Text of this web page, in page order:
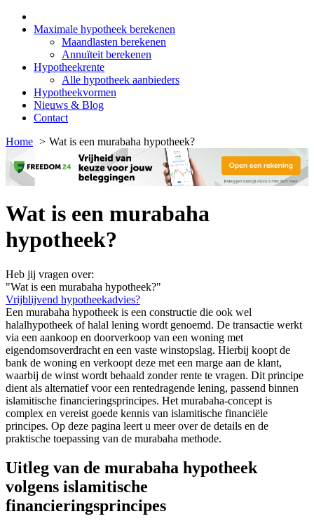
Maximale hypotheek berekenen
Maandlasten berekenen
Annuïteit berekenen
Hypotheekrente
Alle hypotheek aanbieders
Hypotheekvormen
Nieuws & Blog
Contact
Home
Wat is een murabaha hypotheek?
Wat is een murabaha
hypotheek?
Heb jij vragen over:
"Wat is een murabaha hypotheek?"
Vrijblijvend hypotheekadvies?
Een murabaha hypotheek is een constructie die ook wel
halalhypotheek of halal lening wordt genoemd. De transactie werkt
via een aankoop en doorverkoop van een woning met
eigendomsoverdracht en een vaste winstopslag. Hierbij koopt de
bank de woning en verkoopt deze met een marge aan de klant,
waarbij de winst wordt behaald zonder rente te vragen. Dit principe
dient als alternatief voor een rentedragende lening, passend binnen
islamitische financieringsprincipes. Het murabaha-concept is
complex en vereist goede kennis van islamitische financiële
principes. Op deze pagina leert u meer over de details en de
praktische toepassing van de murabaha methode.
Uitleg van de murabaha hypotheek
volgens islamitische
financieringsprincipes